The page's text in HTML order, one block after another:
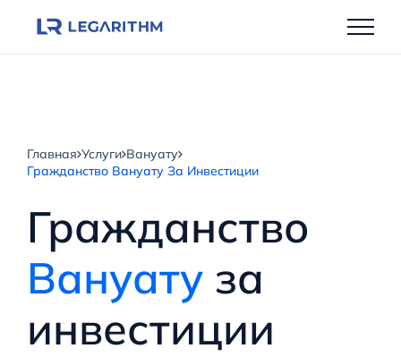
Главная Услуги Вануату
Гражданство Вануату За Инвестиции
Гражданство
Вануатуза
инвестиции